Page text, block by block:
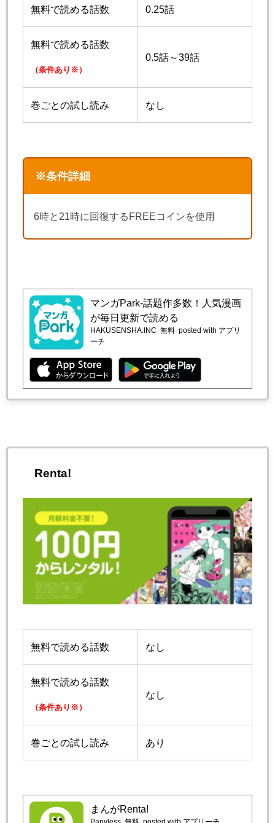
無料で読める話数 0.25話
無料で読める話数
（条件あり※）
0.5話～39話
巻ごとの試し読み なし
※条件詳細
6時と21時に回復するFREEコインを使用
マンガPark-話題作多数！人気漫画
が毎日更新で読める
HAKUSENSHA.INC 無料 posted with アプリ
ーチ
Renta!
無料で読める話数 なし
無料で読める話数
（条件あり※）
なし
巻ごとの試し読み あり
まんがRenta!